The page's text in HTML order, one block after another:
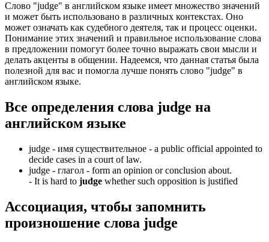
Слово "judge" в английском языке имеет множество значений
и может быть использовано в различных контекстах. Оно
может означать как судебного деятеля, так и процесс оценки.
Понимание этих значений и правильное использование слова
в предложении помогут более точно выражать свои мысли и
делать акценты в общении. Надеемся, что данная статья была
полезной для вас и помогла лучше понять слово "judge" в
английском языке.
Все определения слова judge на
английском языке
judge - имя существительное - a public official appointed to
decide cases in a court of law.
judge - глагол - form an opinion or conclusion about.
- It is hard to judge whether such opposition is justified
Ассоциация, чтобы запомнить
произношение слова judge